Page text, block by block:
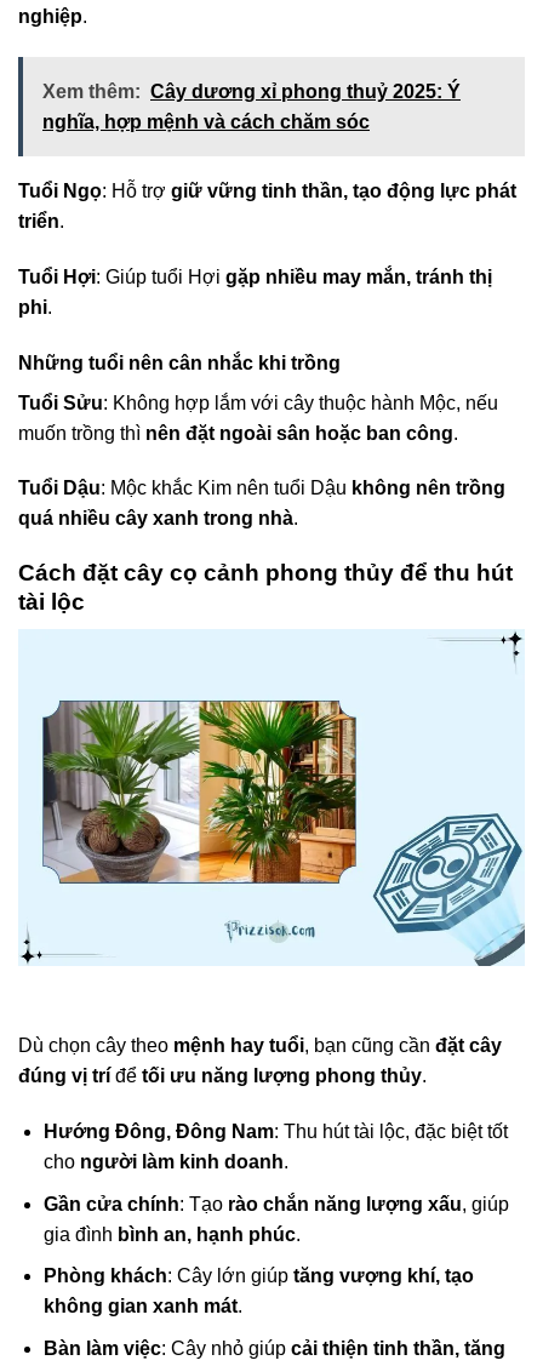
nghiệp.
Xem thêm: Cây dương xỉ phong thuỷ 2025: Ý
nghĩa, hợp mệnh và cách chăm sóc
Tuổi Ngọ: Hỗ trợ giữ vững tinh thần, tạo động lực phát
triển.
Tuổi Hợi: Giúp tuổi Hợi gặp nhiều may mắn, tránh thị
phi.
Những tuổi nên cân nhắc khi trồng
Tuổi Sửu: Không hợp lắm với cây thuộc hành Mộc, nếu
muốn trồng thì nên đặt ngoài sân hoặc ban công.
Tuổi Dậu: Mộc khắc Kim nên tuổi Dậu không nên trồng
quá nhiều cây xanh trong nhà.
Cách đặt cây cọ cảnh phong thủy để thu hút
tài lộc
Dù chọn cây theo mệnh hay tuổi, bạn cũng cần đặt cây
đúng vị trí để tối ưu năng lượng phong thủy.
Hướng Đông, Đông Nam: Thu hút tài lộc, đặc biệt tốt
cho người làm kinh doanh.
Gần cửa chính: Tạo rào chắn năng lượng xấu, giúp
gia đình bình an, hạnh phúc.
Phòng khách: Cây lớn giúp tăng vượng khí, tạo
không gian xanh mát.
Bàn làm việc: Cây nhỏ giúp cải thiện tinh thần, tăng